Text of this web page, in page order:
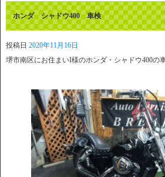
ホンダ シャドウ400 車検
投稿日 2020年11月16日
堺市南区にお住まいI様のホンダ・シャドウ400の